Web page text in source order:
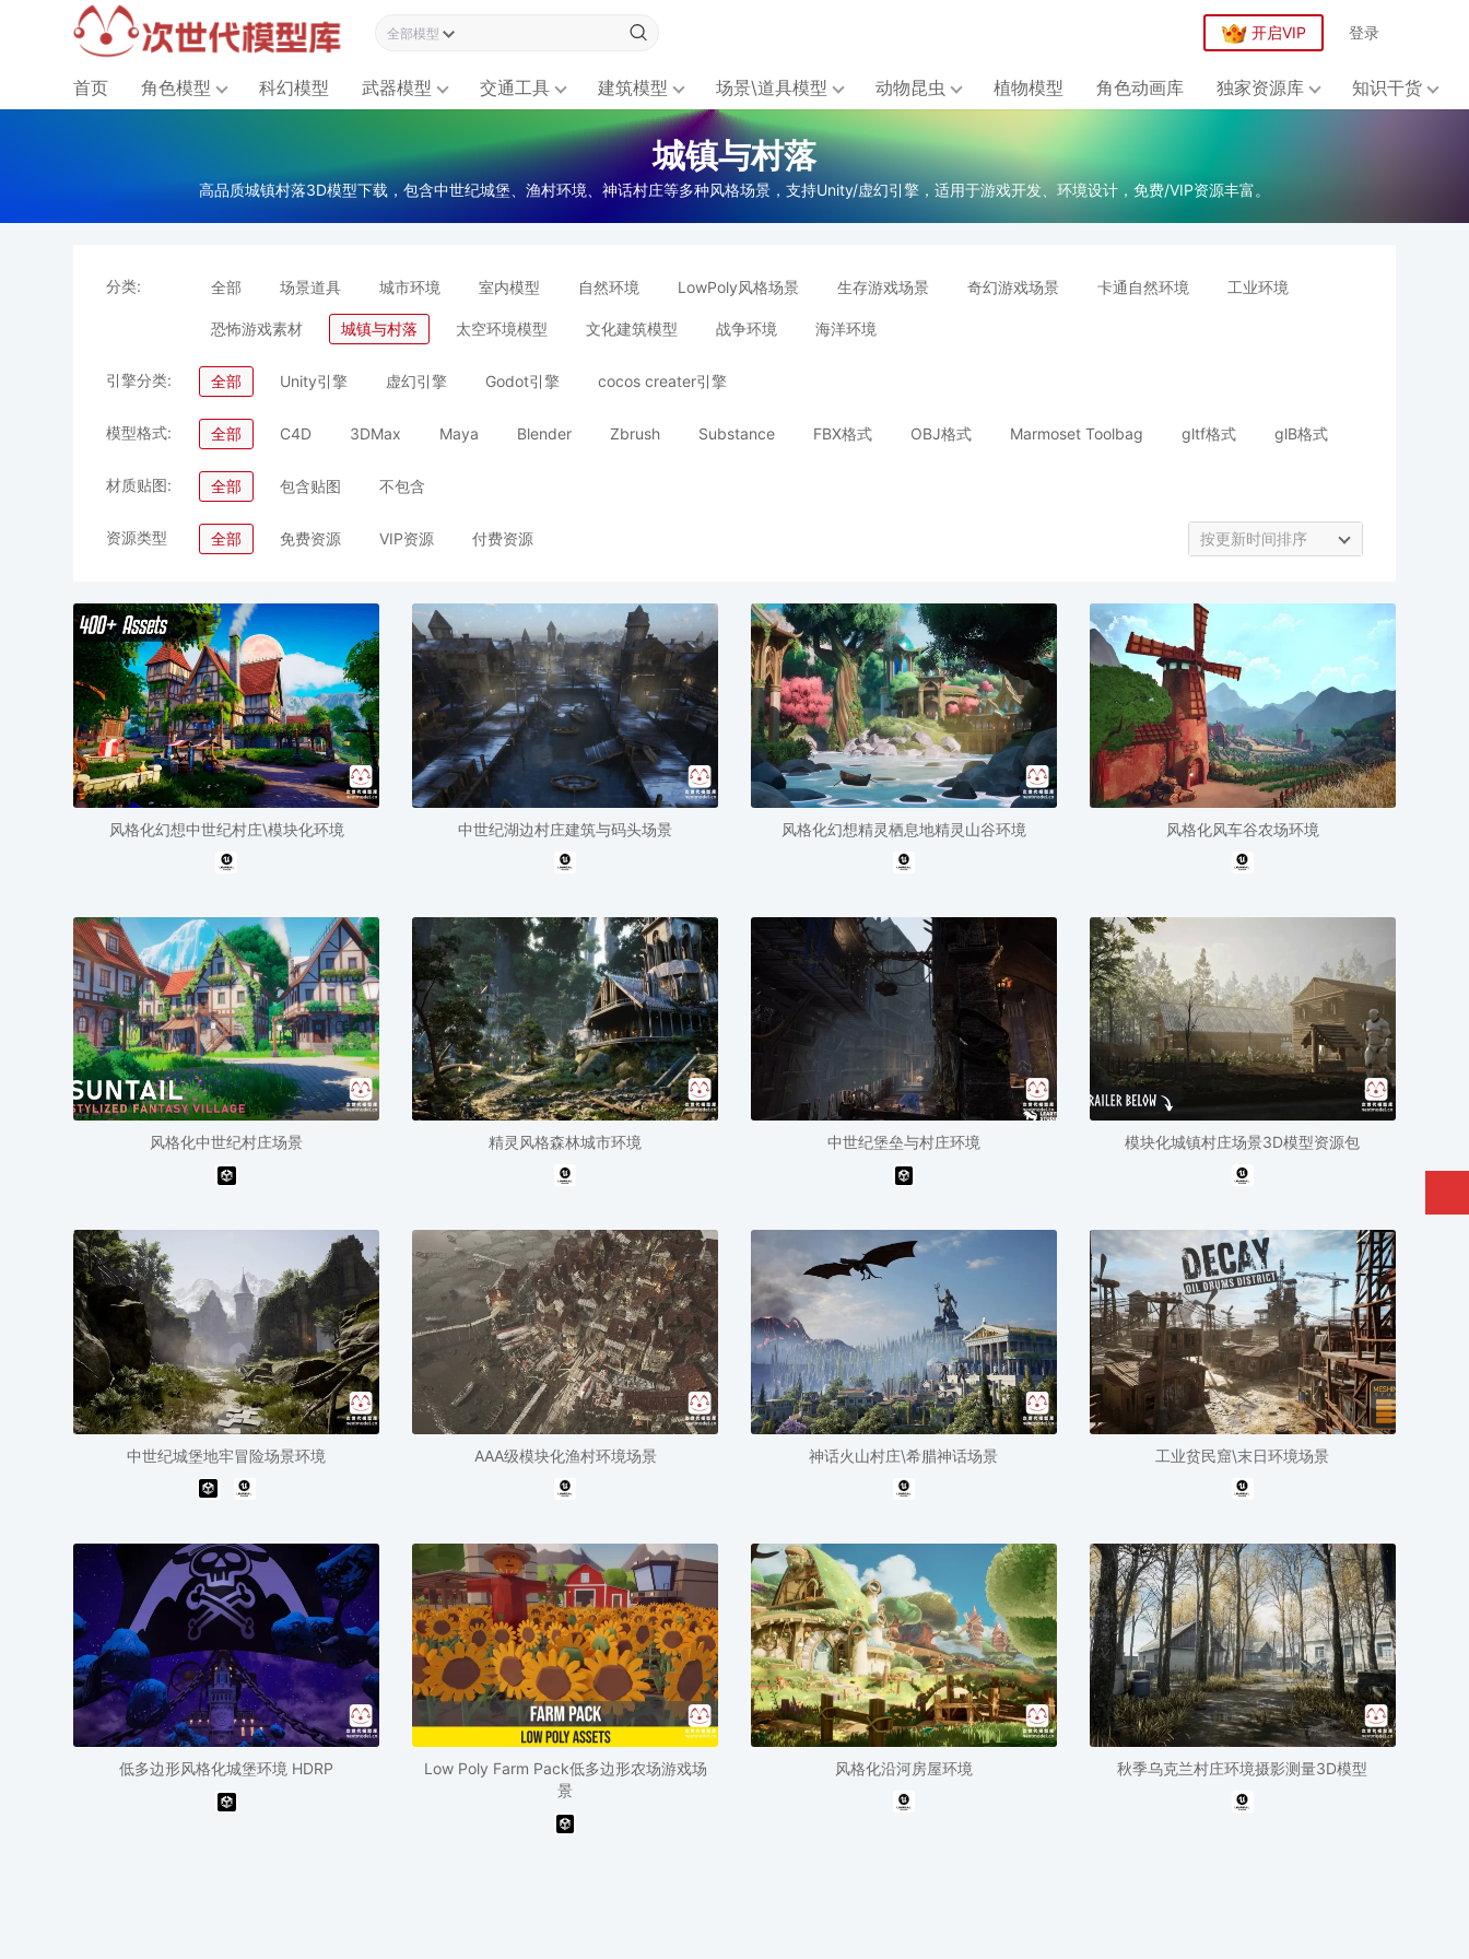
全部模型资源 开启VIP 登录
首页 角色模型 科幻模型 武器模型 交通工具 建筑模型 场景\道具模型 动物昆虫 植物模型 角色动画库 独家资源库 知识干货
城镇与村落
高品质城镇村落3D模型下载，包含中世纪城堡、渔村环境、神话村庄等多种风格场景，支持Unity/虚幻引擎，适用于游戏开发、环境设计，免费/VIP资源丰富。
分类: 全部 场景道具 城市环境 室内模型 自然环境 LowPoly风格场景 生存游戏场景 奇幻游戏场景 卡通自然环境 工业环境
恐怖游戏素材 城镇与村落 太空环境模型 文化建筑模型 战争环境 海洋环境
引擎分类: 全部 Unity引擎 虚幻引擎 Godot引擎 cocos creater引擎
模型格式: 全部 C4D 3DMax Maya Blender Zbrush Substance FBX格式 OBJ格式 Marmoset Toolbag gltf格式 glB格式
材质贴图: 全部 包含贴图 不包含
资源类型 全部 免费资源 VIP资源 付费资源 按更新时间排序
风格化幻想中世纪村庄\模块化环境 中世纪湖边村庄建筑与码头场景 风格化幻想精灵栖息地精灵山谷环境 风格化风车谷农场环境
风格化中世纪村庄场景 精灵风格森林城市环境 中世纪堡垒与村庄环境 模块化城镇村庄场景3D模型资源包
中世纪城堡地牢冒险场景环境 AAA级模块化渔村环境场景 神话火山村庄\希腊神话场景 工业贫民窟\末日环境场景
低多边形风格化城堡环境 HDRP
Low Poly Farm Pack低多边形农场游戏场
景
风格化沿河房屋环境 秋季乌克兰村庄环境摄影测量3D模型